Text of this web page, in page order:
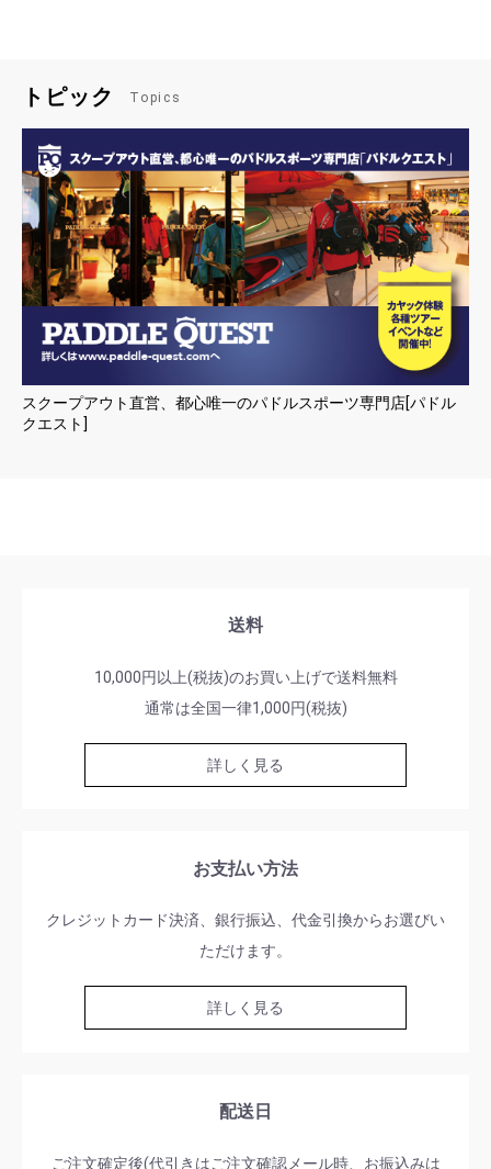
トピック Topics
スクープアウト直営、都心唯一のパドルスポーツ専門店[パドル
クエスト]
送料
10,000円以上(税抜)のお買い上げで送料無料
通常は全国一律1,000円(税抜)
詳しく見る
お支払い方法
クレジットカード決済、銀行振込、代金引換からお選びい
ただけます。
詳しく見る
配送日
ご注文確定後(代引きはご注文確認メール時、お振込みは